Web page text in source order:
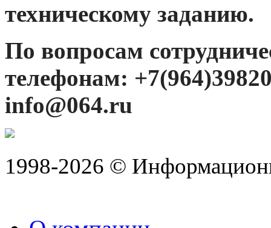
техническому заданию.
По вопросам
телефонам:
info@064.ru
1998-2026 ©